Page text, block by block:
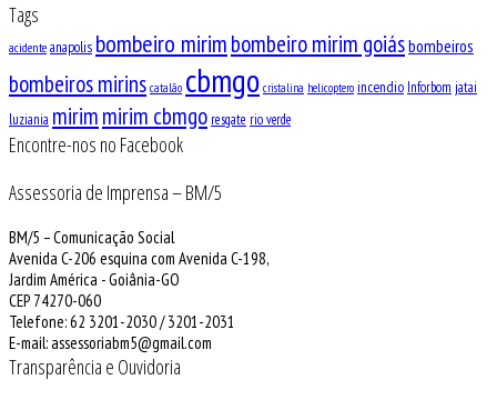
Tags
acidente anapolis bombeiro mirimbombeiro mirim goiásbombeiros
bombeiros mirins catalão cbmgo cristalina helicoptero incendio Inforbom jatai
luziania mirimmirim cbmgo resgate rio verde
Encontre-nos no Facebook
Assessoria de Imprensa – BM/5
BM/5 – Comunicação Social
Avenida C-206 esquina com Avenida C-198,
Jardim América - Goiânia-GO
CEP 74270-060
Telefone: 62 3201-2030 / 3201-2031
E-mail: assessoriabm5@gmail.com
Transparência e Ouvidoria